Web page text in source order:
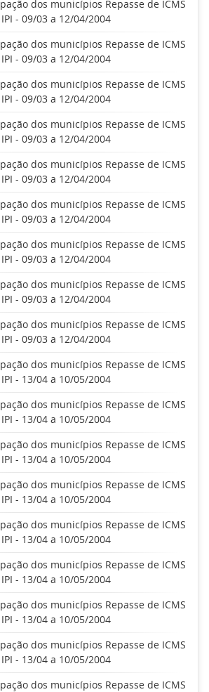
dos municípios Repasse de ICMS
- 09/03 a 12/04/2004
dos municípios Repasse de ICMS
- 09/03 a 12/04/2004
dos municípios Repasse de ICMS
- 09/03 a 12/04/2004
dos municípios Repasse de ICMS
- 09/03 a 12/04/2004
dos municípios Repasse de ICMS
- 09/03 a 12/04/2004
dos municípios Repasse de ICMS
- 09/03 a 12/04/2004
dos municípios Repasse de ICMS
- 09/03 a 12/04/2004
dos municípios Repasse de ICMS
- 09/03 a 12/04/2004
dos municípios Repasse de ICMS
- 09/03 a 12/04/2004
dos municípios Repasse de ICMS
- 13/04 a 10/05/2004
dos municípios Repasse de ICMS
- 13/04 a 10/05/2004
dos municípios Repasse de ICMS
- 13/04 a 10/05/2004
dos municípios Repasse de ICMS
- 13/04 a 10/05/2004
dos municípios Repasse de ICMS
- 13/04 a 10/05/2004
dos municípios Repasse de ICMS
- 13/04 a 10/05/2004
dos municípios Repasse de ICMS
- 13/04 a 10/05/2004
dos municípios Repasse de ICMS
- 13/04 a 10/05/2004
dos municípios Repasse de ICMS